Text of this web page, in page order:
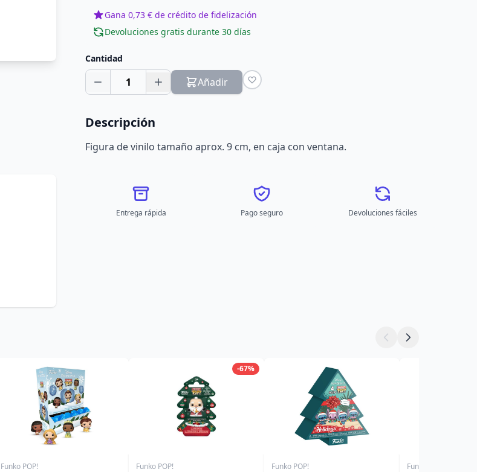
Gana 0,73 € de crédito de fidelización
Devoluciones gratis durante 30 días
Cantidad
1 Añadir
Descripción
Figura de vinilo tamaño aprox. 9 cm, en caja con ventana.
Entrega rápida Pago seguro Devoluciones fáciles
Funko POP!
-67%
Funko POP! Funko POP! Funko POP!